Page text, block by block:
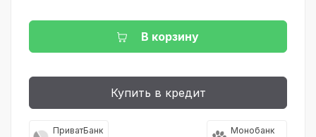
В корзину
Купить в кредит
ПриватБанк
Монобанк